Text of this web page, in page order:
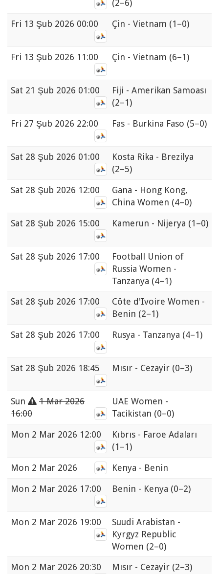
(2–6)
Fri 13 Şub 2026 00:00 Çin - Vietnam (1–0)
Fri 13 Şub 2026 11:00 Çin - Vietnam (6–1)
Sat 21 Şub 2026 01:00
Fiji - Amerikan Samoası
(2–1)
Fri 27 Şub 2026 22:00 Fas - Burkina Faso (5–0)
Sat 28 Şub 2026 01:00
Kosta Rika - Brezilya
(2–5)
Sat 28 Şub 2026 12:00
Gana - Hong Kong,
China Women (4–0)
Sat 28 Şub 2026 15:00 Kamerun - Nijerya (1–0)
Sat 28 Şub 2026 17:00
Football Union of
Russia Women -
Tanzanya (4–1)
Sat 28 Şub 2026 17:00
Côte d'Ivoire Women -
Benin (2–1)
Sat 28 Şub 2026 17:00 Rusya - Tanzanya (4–1)
Sat 28 Şub 2026 18:45 Mısır - Cezayir (0–3)
Sun
1 Mar 2026
16:00
UAE Women -
Tacikistan (0–0)
Mon 2 Mar 2026 12:00
Kıbrıs - Faroe Adaları
(1–1)
Mon 2 Mar 2026 Kenya - Benin
Mon 2 Mar 2026 17:00 Benin - Kenya (0–2)
Mon 2 Mar 2026 19:00
Suudi Arabistan -
Kyrgyz Republic
Women (2–0)
Mon 2 Mar 2026 20:30 Mısır - Cezayir (2–3)